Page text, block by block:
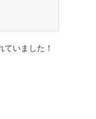
いました！